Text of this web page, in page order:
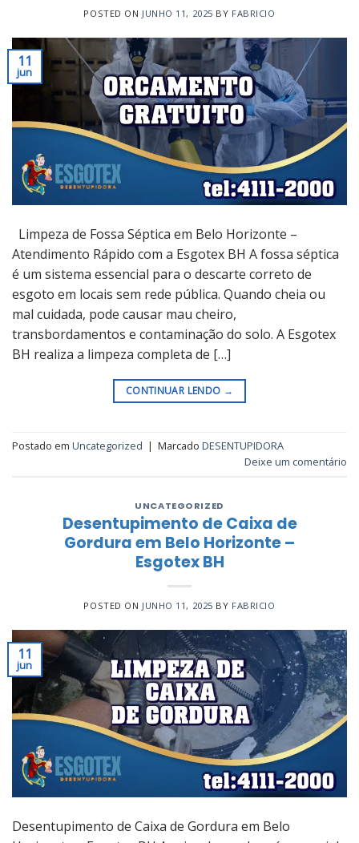
POSTED ON JUNHO 11, 2025 BY FABRICIO
11
jun
Limpeza de Fossa Séptica em Belo Horizonte –
Atendimento Rápido com a Esgotex BH A fossa séptica
é um sistema essencial para o descarte correto de
esgoto em locais sem rede pública. Quando cheia ou
mal cuidada, pode causar mau cheiro,
transbordamentos e contaminação do solo. A Esgotex
BH realiza a limpeza completa de […]
CONTINUAR LENDO →
Postado em Uncategorized | Marcado DESENTUPIDORA
Deixe um comentário
UNCATEGORIZED
Desentupimento de Caixa de
Gordura em Belo Horizonte –
Esgotex BH
POSTED ON JUNHO 11, 2025 BY FABRICIO
11
jun
Desentupimento de Caixa de Gordura em Belo